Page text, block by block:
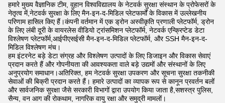
हमारे मुख्य वैज्ञानिक टीम, वुहान विश्वविद्यालय के नेटवर्क सुरक्षा संस्थान के प्रोफेसरों के
नेतृत्व में,नेटवर्क सुरक्षा के लिए मैन-इन-द-मिडिल प्लेटफार्मों के विकास में उल्लेखनीय
परिणाम हासिल किए हैं।कंपनी वर्तमान में एक ड्रोन अस्वीकृति प्रणाली प्लेटफॉर्म, ड्रोन
के लिए लंबी दूरी के वायरलेस वीडियो ट्रांसमिशन प्लेटफॉर्म, नेटवर्क एन्क्रिप्टेड डेटा
विश्लेषण प्लेटफॉर्म,आईपीएसईसी मैन-इन-द-मिडिल प्लेटफॉर्म, और SSH मैन-इन-द-
मिडिल विश्लेषण मंच।
हम इंटरनेट बड़े डेटा संग्रह और विश्लेषण उत्पादों के लिए डिजाइन और विकास सेवाएं
प्रदान करते हैं और गोपनीयता की आवश्यकता वाले बड़े उद्यमों और संस्थानों के लिए
अनुप्रयोग समाधान।अतिरिक्त, हम नेटवर्क सुरक्षा उपकरण और सूचना सुरक्षा तकनीकी
सेवाओं की बिक्री प्रदान करते हैं। हमारे उत्पादों का व्यापक रूप से कानून प्रवर्तन बलों
और सार्वजनिक सुरक्षा जैसे सरकारी विभागों द्वारा उपयोग किया जाता है,सशस्त्र पुलिस,
सैन्य, वन आग की रोकथाम, नागरिक वायु रक्षा और समुद्री मामलों।